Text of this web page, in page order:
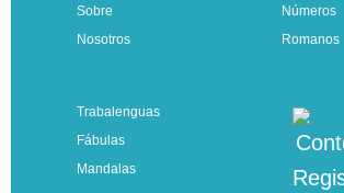
Sobre
Nosotros
Números
Romanos
Trabalenguas
Fábulas
Mandalas